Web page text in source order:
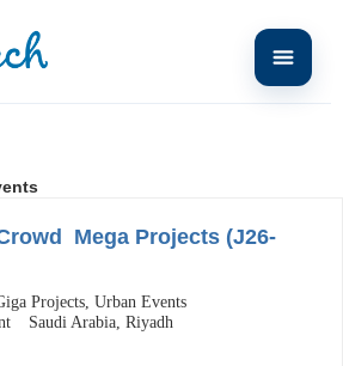
Mega Projects (J26-
Projects Urban Events
Saudi Arabia Riyadh